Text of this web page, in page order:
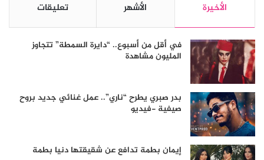
الأخيرة الأشهر تعليقات
في أقل من أسبوع.. “دايرة السمطة” تتجاوز
المليون مشاهدة
بدر صبري يطرح “ناري”.. عمل غنائي جديد بروح
صيفية -فيديو
إيمان بطمة تدافع عن شقيقتها دنيا بطمة